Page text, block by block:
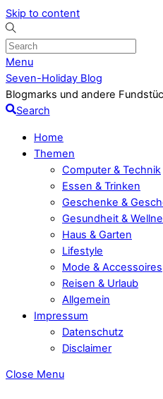
Skip to content
Menu
Seven-Holiday Blog
Blogmarks und andere
Search
Home
Themen
Computer & Technik
Essen & Trinken
Geschenke &
Gesundheit &
Haus & Garten
Lifestyle
Mode & Accessoires
Reisen & Urlaub
Allgemein
Impressum
Datenschutz
Disclaimer
Close Menu